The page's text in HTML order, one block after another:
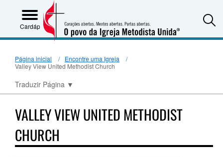
Cardápio
Página inicial
Encontre uma Igreja
Valley View United Methodist Church
Traduzir Página ▼
VALLEY VIEW UNITED METHODIST
CHURCH